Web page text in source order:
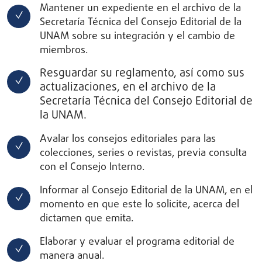
Mantener un expediente en el archivo de la
Secretaría Técnica del Consejo Editorial de la
UNAM sobre su integración y el cambio de
miembros.
Resguardar su reglamento, así como sus
actualizaciones, en el archivo de la
Secretaría Técnica del Consejo Editorial de
la UNAM.
Avalar los consejos editoriales para las
colecciones, series o revistas, previa consulta
con el Consejo Interno.
Informar al Consejo Editorial de la UNAM, en el
momento en que este lo solicite, acerca del
dictamen que emita.
Elaborar y evaluar el programa editorial de
manera anual.